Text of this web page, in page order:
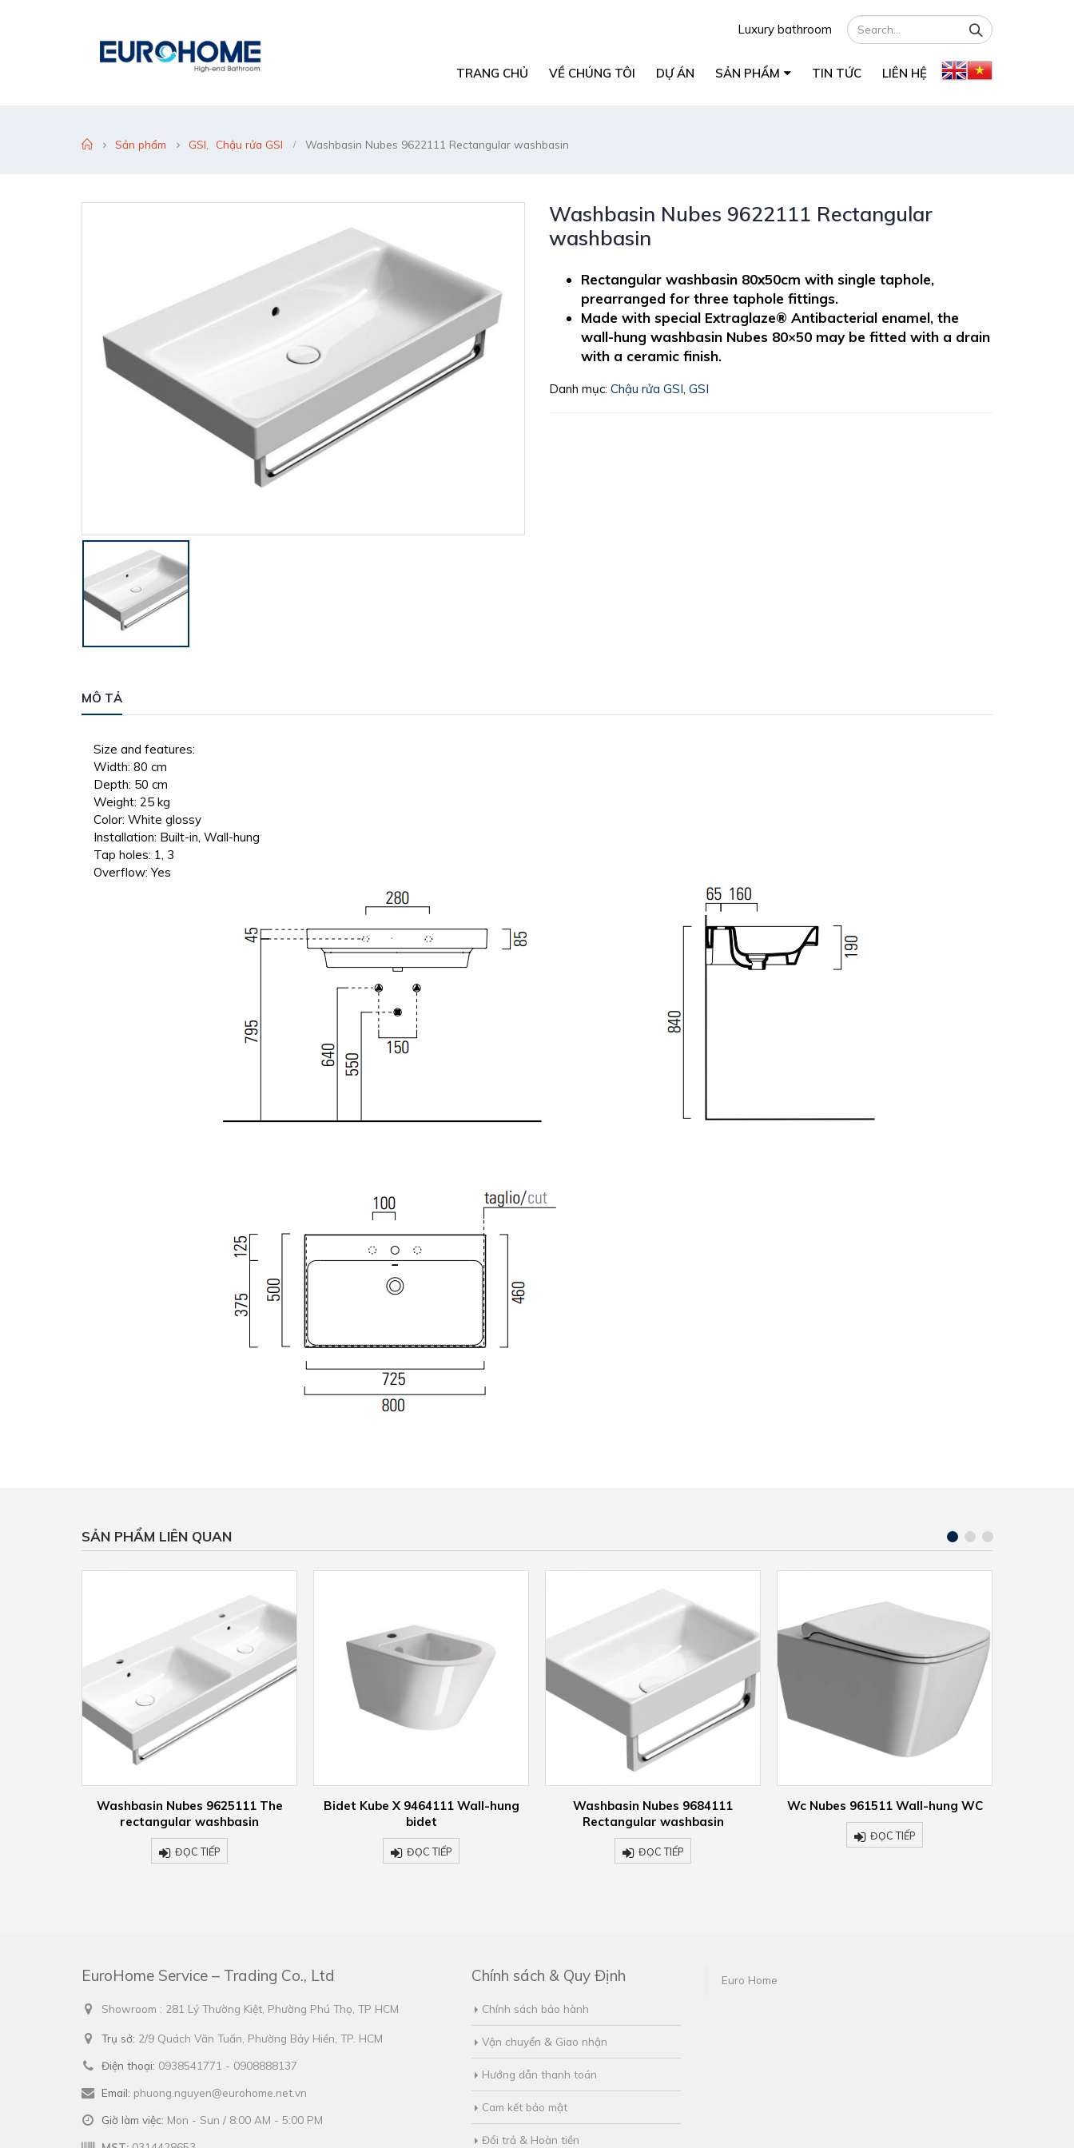
Luxury bathroom
TRANG CHỦ VỀ CHÚNG TÔI DỰ ÁN SẢN PHẨM TIN TỨC LIÊN HỆ
Sản phẩm GSI Chậu rửa GSI Washbasin Nubes 9622111 Rectangular washbasin
Washbasin Nubes 9622111 Rectangular
washbasin
Rectangular washbasin 80x50cm with single taphole,
prearranged for three taphole fittings.
Made with special Extraglaze® Antibacterial enamel, the
wall-hung washbasin Nubes 80×50 may be fitted with a drain
with a ceramic finish.
Danh mục: Chậu rửa GSI, GSI
MÔ TẢ
Size and features:
Width: 80 cm
Depth: 50 cm
Weight: 25 kg
Color: White glossy
Installation: Built-in, Wall-hung
Tap holes: 1, 3
Overflow:Yes
SẢN PHẨM LIÊN QUAN
9625111 The
Bidet Kube X 9464111 Wall-hung
bidet
Washbasin Nubes 9684111
Rectangular washbasin
Wc Nubes 961511 Wall-hung WC
Washbasin Nubes 9687111
Rectangular washbasin
EuroHome Service – Trading Co., Ltd
Showroom : 281 Lý Thường Kiệt, Phường Phú Thọ, TP HCM
Trụ sở: 2/9 Quách Văn Tuấn, Phường Bảy Hiền, TP. HCM
Điện thoại: 0938541771 - 0908888137
Email: phuong.nguyen@eurohome.net.vn
Giờ làm việc: Mon - Sun / 8:00 AM - 5:00 PM
Chính sách & Quy Định
Chính sách bảo hành
Vận chuyển & Giao nhận
Hướng dẫn thanh toán
Cam kết bảo mật
Đổi trả & Hoàn tiền
Euro Home